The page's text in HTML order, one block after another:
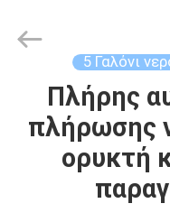
ΣΠΊΤΙ
ΠΡΟΪΌΝΤΑ
5 Γαλόνι
Πλήρης
πλήρωσης
ορυκτή